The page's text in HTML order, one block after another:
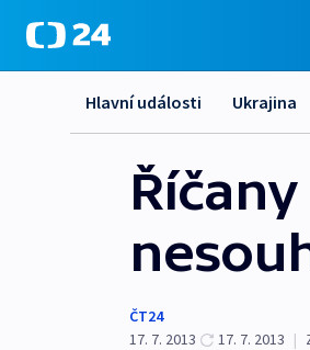
Hlavní události Ukrajina
ČT24
17. 7. 2013
17. 7. 2013 |